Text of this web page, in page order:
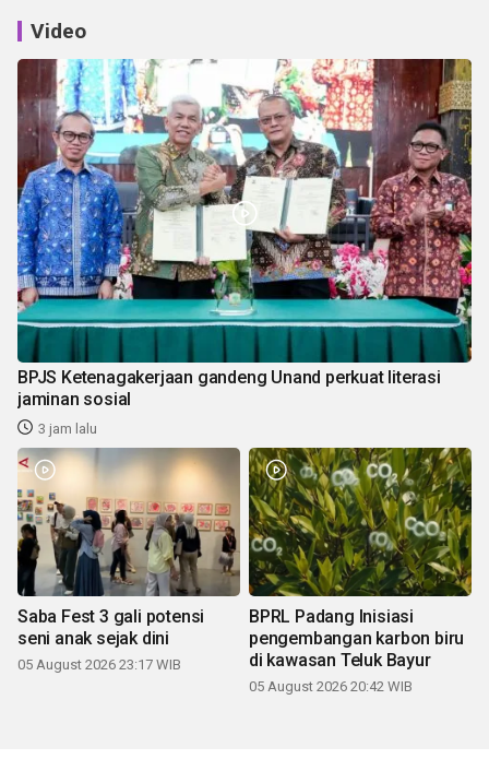
Video
BPJS Ketenagakerjaan gandeng Unand perkuat literasi
jaminan sosial
3 jam lalu
Saba Fest 3 gali potensi
seni anak sejak dini
05 August 2026 23:17 WIB
BPRL Padang Inisiasi
pengembangan karbon biru
di kawasan Teluk Bayur
05 August 2026 20:42 WIB